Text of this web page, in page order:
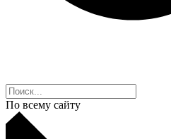
По всему сайту